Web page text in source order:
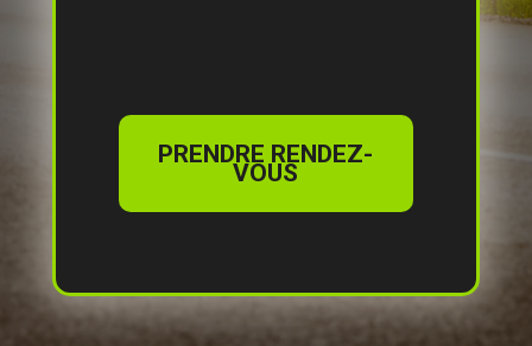
PRENDRE RENDEZ-
VOUS